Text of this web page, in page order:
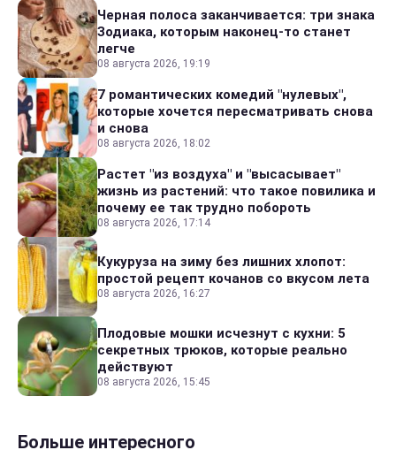
Черная полоса заканчивается: три знака
Зодиака, которым наконец-то станет
легче
08 августа 2026, 19:19
7 романтических комедий "нулевых",
которые хочется пересматривать снова
и снова
08 августа 2026, 18:02
Растет "из воздуха" и "высасывает"
жизнь из растений: что такое повилика и
почему ее так трудно побороть
08 августа 2026, 17:14
Кукуруза на зиму без лишних хлопот:
простой рецепт кочанов со вкусом лета
08 августа 2026, 16:27
Плодовые мошки исчезнут с кухни: 5
секретных трюков, которые реально
действуют
08 августа 2026, 15:45
Больше интересного